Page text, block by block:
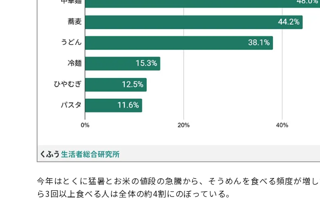
今年はとくに猛暑とお米の値段の急騰から、そうめんを食べる頻度が増
ら3回以上食べる人は全体の約4割にのぼっている。